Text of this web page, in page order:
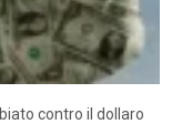
contro il dollaro